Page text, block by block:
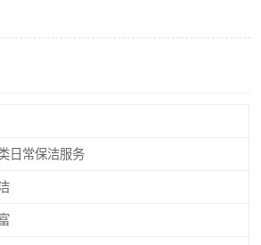
日常保洁服务